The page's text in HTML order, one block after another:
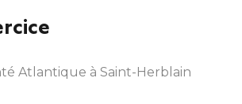
Atlantique à Saint-Herblain